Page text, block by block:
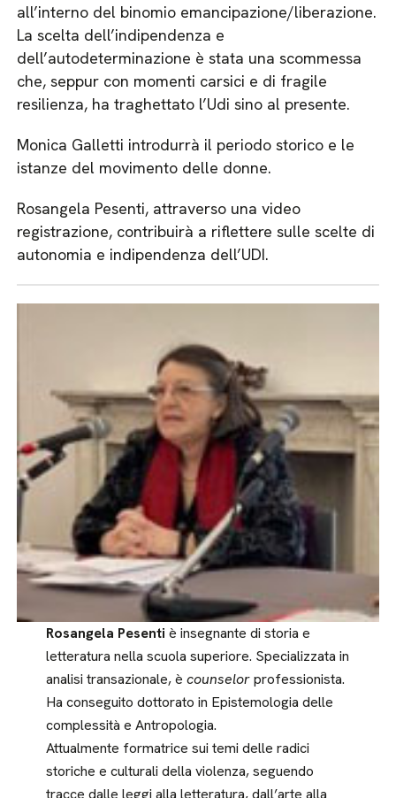
all’interno del binomio emancipazione/liberazione.
La scelta dell’indipendenza e
dell’autodeterminazione è stata una scommessa
che, seppur con momenti carsici e di fragile
resilienza, ha traghettato l’Udi sino al presente.
Monica Galletti introdurrà il periodo storico e le
istanze del movimento delle donne.
Rosangela Pesenti, attraverso una video
registrazione, contribuirà a riflettere sulle scelte di
autonomia e indipendenza dell’UDI.
Rosangela Pesenti è insegnante di storia e
letteratura nella scuola superiore. Specializzata in
analisi transazionale, è counselorprofessionista.
Ha conseguito dottorato in Epistemologia delle
complessità e Antropologia.
Attualmente formatrice sui temi delle radici
storiche e culturali della violenza, seguendo